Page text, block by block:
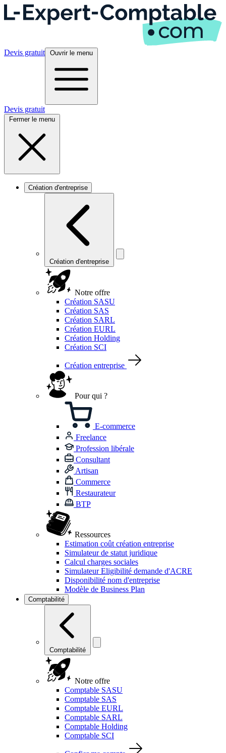
Devis gratuit Ouvrir le menu
Devis gratuit
Fermer le menu
Création d'entreprise
Création d'entreprise
Notre offre
Création SASU
Création SAS
Création SARL
Création EURL
Création Holding
Création SCI
Création entreprise
Pour qui ?
E-commerce
Freelance
Profession libérale
Consultant
Artisan
Commerce
Restaurateur
BTP
Ressources
Estimation coût création entreprise
Simulateur de statut juridique
Calcul charges sociales
Simulateur Eligibilité demande d'ACRE
Disponibilité nom d'entreprise
Modèle de Business Plan
Comptabilité
Comptabilité
Notre offre
Comptable SASU
Comptable SAS
Comptable EURL
Comptable SARL
Comptable Holding
Comptable SCI